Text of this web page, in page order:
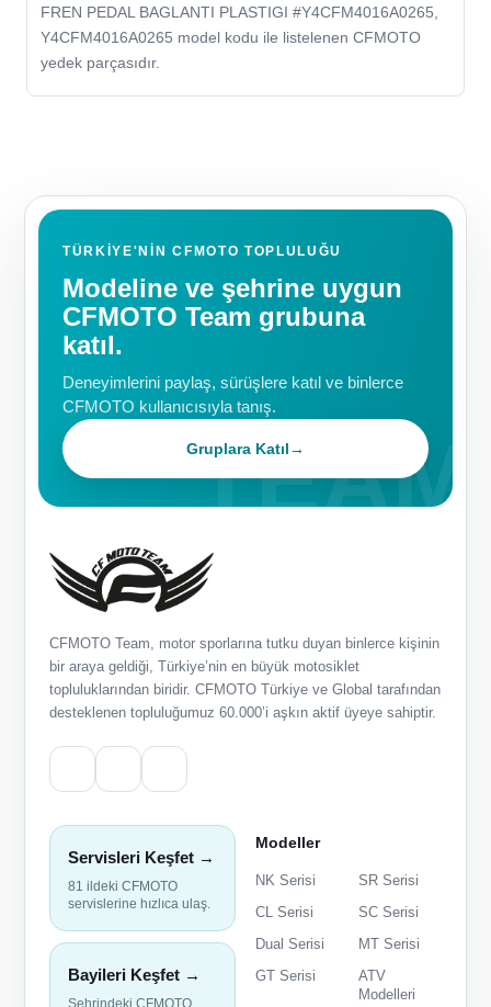
FREN PEDAL BAGLANTI PLASTIGI #Y4CFM4016A0265,
Y4CFM4016A0265 model kodu ile listelenen CFMOTO
yedek parçasıdır.
TÜRKIYE'NIN CFMOTO TOPLULUĞU
Modeline ve şehrine uygun
CFMOTO Team grubuna
katıl.
Deneyimlerini paylaş, sürüşlere katıl ve binlerce
CFMOTO kullanıcısıyla tanış.
Gruplara Katıl→
CFMOTO Team, motor sporlarına tutku duyan binlerce kişinin
bir araya geldiği, Türkiye’nin en büyük motosiklet
topluluklarından biridir. CFMOTO Türkiye ve Global tarafından
desteklenen topluluğumuz 60.000’i aşkın aktif üyeye sahiptir.
Servisleri Keşfet →
81 ildeki CFMOTO
servislerine hızlıca ulaş.
Bayileri Keşfet →
Modeller
NK Serisi
SR Serisi
CL Serisi
SC Serisi
Dual Serisi
MT Serisi
GT Serisi
ATV
Modelleri